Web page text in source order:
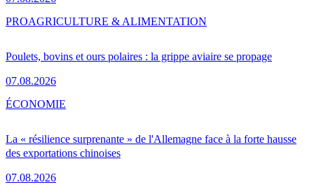
Poulets, bovins et ours polaires : la grippe aviaire se propage
07.08.2026
PROAGRICULTURE & ALIMENTATION
La « résilience surprenante » de l'Allemagne face à la forte hausse
des exportations chinoises
07.08.2026
ÉCONOMIE